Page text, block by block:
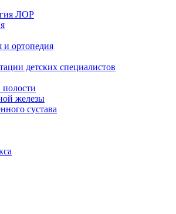
ЛОР
и ортопедия
детских специалистов
железы
сустава